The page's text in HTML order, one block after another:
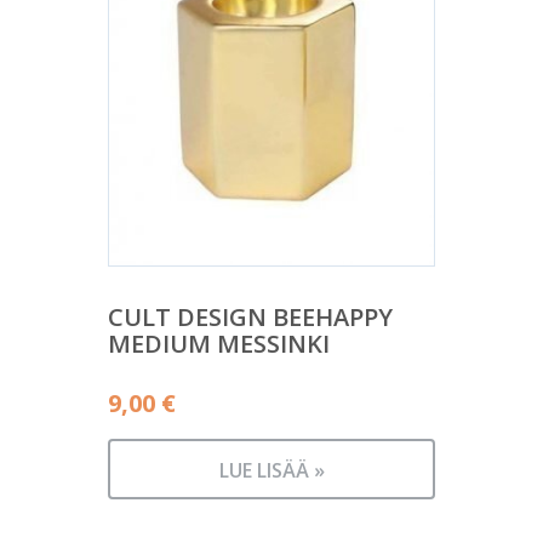
CULT DESIGN BEEHAPPY
MEDIUM MESSINKI
9,00 €
LUE LISÄÄ »